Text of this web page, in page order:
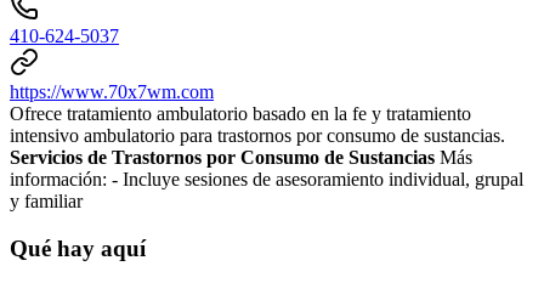
410-624-5037
https://www.70x7wm.com
Ofrece tratamiento ambulatorio basado en la fe y tratamiento
intensivo ambulatorio para trastornos por consumo de sustancias.
Servicios de Trastornos por Consumo de Sustancias Más
información: - Incluye sesiones de asesoramiento individual, grupal
y familiar
Qué hay aquí